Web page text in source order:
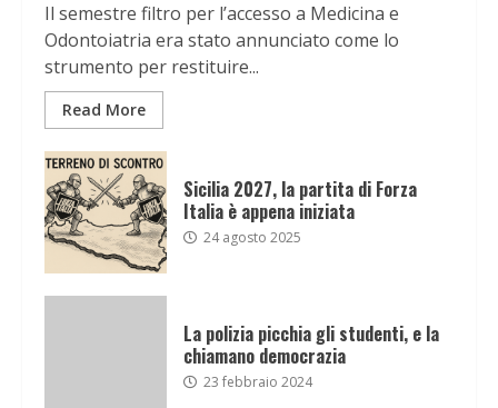
Il semestre filtro per l’accesso a Medicina e
Odontoiatria era stato annunciato come lo
strumento per restituire...
Read More
Sicilia 2027, la partita di Forza
Italia è appena iniziata
24 agosto 2025
La polizia picchia gli studenti, e la
chiamano democrazia
23 febbraio 2024